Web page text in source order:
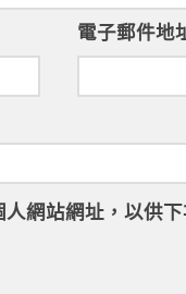
電子郵件地
網站網址，以供下